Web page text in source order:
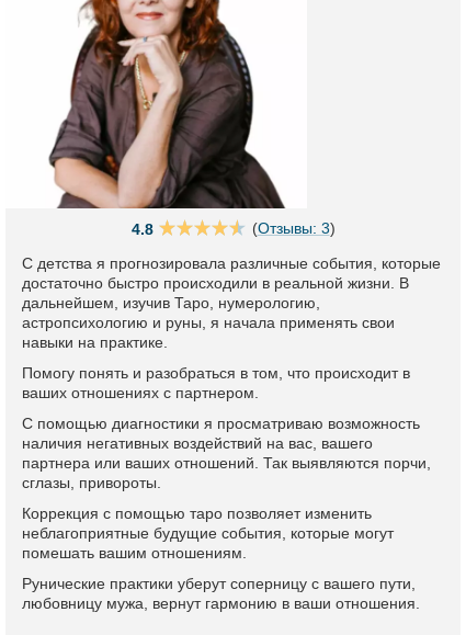
4.8 (Отзывы: 3)
С детства я прогнозировала различные события, которые
достаточно быстро происходили в реальной жизни. В
дальнейшем, изучив Таро, нумерологию,
астропсихологию и руны, я начала применять свои
навыки на практике.
Помогу понять и разобраться в том, что происходит в
ваших отношениях с партнером.
С помощью диагностики я просматриваю возможность
наличия негативных воздействий на вас, вашего
партнера или ваших отношений. Так выявляются порчи,
сглазы, привороты.
Коррекция с помощью таро позволяет изменить
неблагоприятные будущие события, которые могут
помешать вашим отношениям.
Рунические практики уберут соперницу с вашего пути,
любовницу мужа, вернут гармонию в ваши отношения.